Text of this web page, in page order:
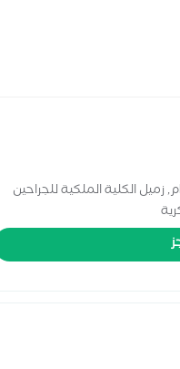
الكلية الملكية للجراحين